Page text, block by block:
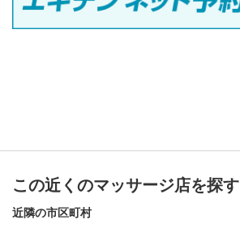
この近くのマッサージ店を探す
近隣の市区町村